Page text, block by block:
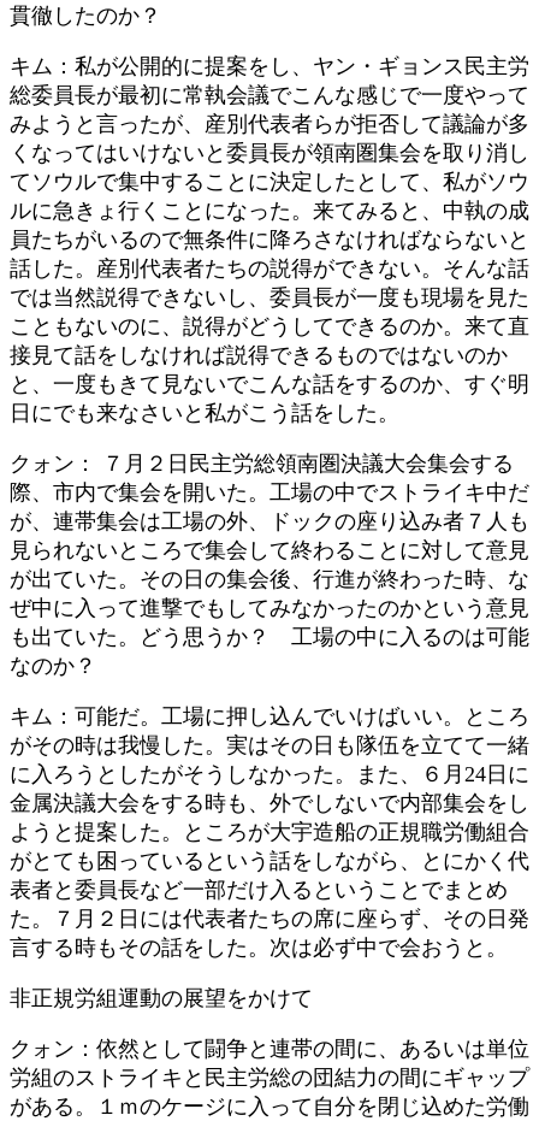
貫徹したのか？
キム：私が公開的に提案をし、ヤン・ギョンス民主労
総委員長が最初に常執会議でこんな感じで一度やって
みようと言ったが、産別代表者らが拒否して議論が多
くなってはいけないと委員長が領南圏集会を取り消し
てソウルで集中することに決定したとして、私がソウ
ルに急きょ行くことになった。来てみると、中執の成
員たちがいるので無条件に降ろさなければならないと
話した。産別代表者たちの説得ができない。そんな話
では当然説得できないし、委員長が一度も現場を見た
こともないのに、説得がどうしてできるのか。来て直
接見て話をしなければ説得できるものではないのか
と、一度もきて見ないでこんな話をするのか、すぐ明
日にでも来なさいと私がこう話をした。
クォン： ７月２日民主労総領南圏決議大会集会する
際、市内で集会を開いた。工場の中でストライキ中だ
が、連帯集会は工場の外、ドックの座り込み者７人も
見られないところで集会して終わることに対して意見
が出ていた。その日の集会後、行進が終わった時、な
ぜ中に入って進撃でもしてみなかったのかという意見
も出ていた。どう思うか？ 工場の中に入るのは可能
なのか？
キム：可能だ。工場に押し込んでいけばいい。ところ
がその時は我慢した。実はその日も隊伍を立てて一緒
に入ろうとしたがそうしなかった。また、６月24日に
金属決議大会をする時も、外でしないで内部集会をし
ようと提案した。ところが大宇造船の正規職労働組合
がとても困っているという話をしながら、とにかく代
表者と委員長など一部だけ入るということでまとめ
た。７月２日には代表者たちの席に座らず、その日発
言する時もその話をした。次は必ず中で会おうと。
非正規労組運動の展望をかけて
クォン：依然として闘争と連帯の間に、あるいは単位
労組のストライキと民主労総の団結力の間にギャップ
がある。１ｍのケージに入って自分を閉じ込めた労働